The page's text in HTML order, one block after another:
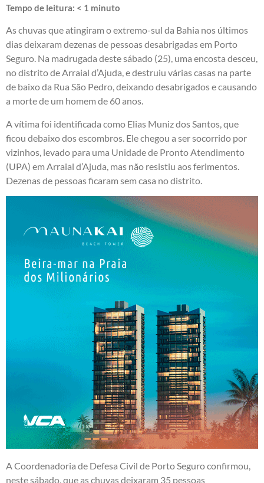
Tempo de leitura: < 1 minuto
As chuvas que atingiram o extremo-sul da Bahia nos últimos
dias deixaram dezenas de pessoas desabrigadas em Porto
Seguro. Na madrugada deste sábado (25), uma encosta desceu,
no distrito de Arraial d’Ajuda, e destruiu várias casas na parte
de baixo da Rua São Pedro, deixando desabrigados e causando
a morte de um homem de 60 anos.
A vítima foi identificada como Elias Muniz dos Santos, que
ficou debaixo dos escombros. Ele chegou a ser socorrido por
vizinhos, levado para uma Unidade de Pronto Atendimento
(UPA) em Arraial d’Ajuda, mas não resistiu aos ferimentos.
Dezenas de pessoas ficaram sem casa no distrito.
A Coordenadoria de Defesa Civil de Porto Seguro confirmou,
neste sábado, que as chuvas deixaram 35 pessoas